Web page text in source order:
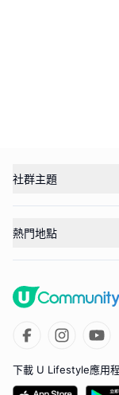
社群主題
熱門地點
下載 U Lifestyle應用